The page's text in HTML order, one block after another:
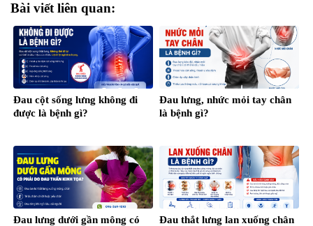
Bài viết liên quan:
Đau cột sống lưng không đi
được là bệnh gì?
Đau lưng, nhức mỏi tay chân
là bệnh gì?
Đau lưng dưới gần mông có
Đau thắt lưng lan xuống chân